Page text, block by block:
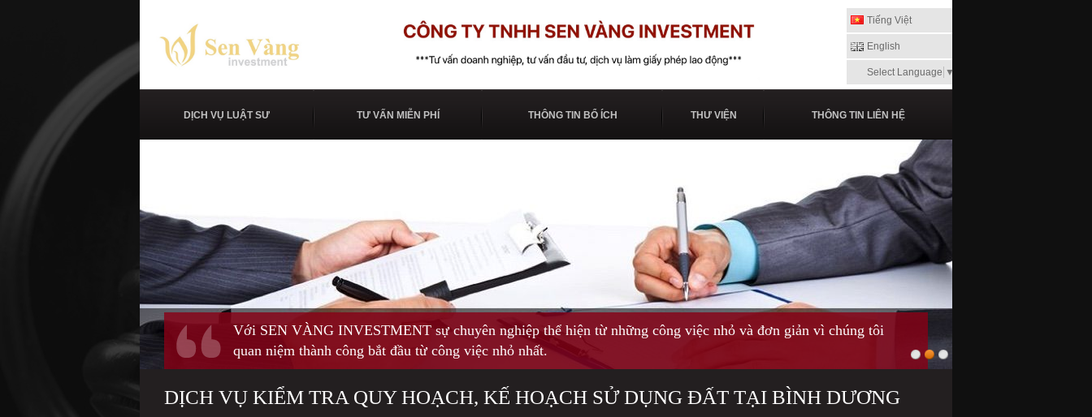
Tiếng Việt
English
Select Language ▼
DỊCH VỤ LUẬT SƯ TƯ VẤN MIỄN PHÍ THÔNG TIN BỔ ÍCH THƯ VIỆN THÔNG TIN LIÊN HỆ
Với SEN VÀNG INVESTMENT sự chuyên nghiệp thể hiện từ những công việc nhỏ và đơn giản vì chúng tôi
quan niệm thành công bắt đầu từ công việc nhỏ nhất.
DỊCH VỤ KIỂM TRA QUY HOẠCH, KẾ HOẠCH SỬ DỤNG ĐẤT TẠI BÌNH DƯƠNG